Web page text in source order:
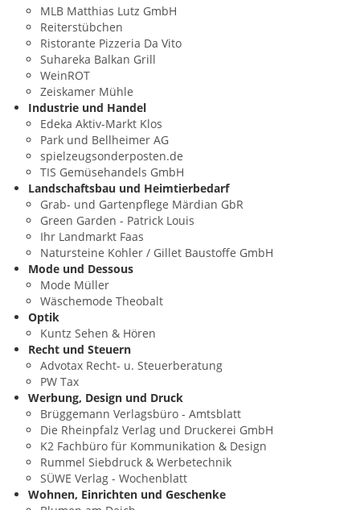
MLB Matthias Lutz GmbH
Reiterstübchen
Ristorante Pizzeria Da Vito
Suhareka Balkan Grill
WeinROT
Zeiskamer Mühle
Industrie und Handel
Edeka Aktiv-Markt Klos
Park und Bellheimer AG
spielzeugsonderposten.de
TIS Gemüsehandels GmbH
Landschaftsbau und Heimtierbedarf
Grab- und Gartenpflege Märdian GbR
Green Garden - Patrick Louis
Ihr Landmarkt Faas
Natursteine Kohler / Gillet Baustoffe GmbH
Mode und Dessous
Mode Müller
Wäschemode Theobalt
Optik
Kuntz Sehen & Hören
Recht und Steuern
Advotax Recht- u. Steuerberatung
PW Tax
Werbung, Design und Druck
Brüggemann Verlagsbüro - Amtsblatt
Die Rheinpfalz Verlag und Druckerei GmbH
K2 Fachbüro für Kommunikation & Design
Rummel Siebdruck & Werbetechnik
SÜWE Verlag - Wochenblatt
Wohnen, Einrichten und Geschenke